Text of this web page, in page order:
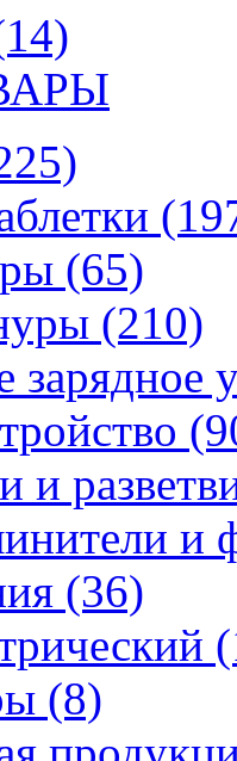
(65)
(210)
зарядное
и
и
(36)
(8)